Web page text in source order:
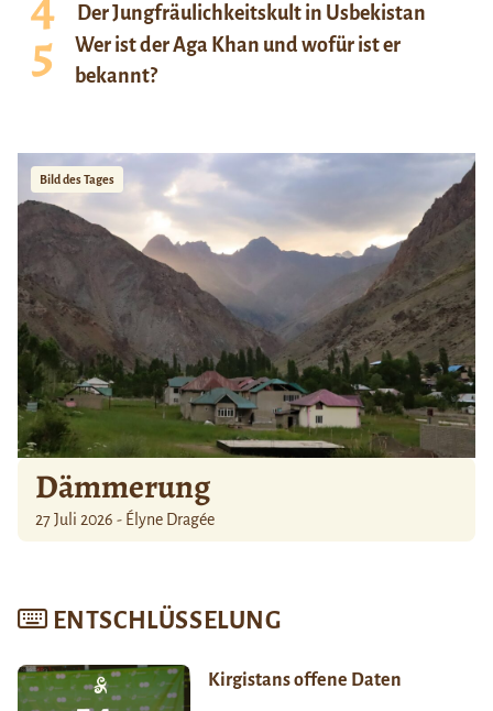
Der Jungfräulichkeitskult in Usbekistan
Wer ist der Aga Khan und wofür ist er
bekannt?
Bild des Tages
Dämmerung
27 Juli 2026 - Élyne Dragée
ENTSCHLÜSSELUNG
Kirgistans offene Daten